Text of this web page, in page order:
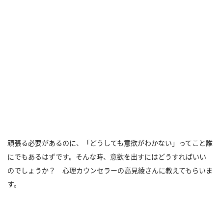
頑張る必要があるのに、「どうしても意欲がわかない」ってこと誰
にでもあるはずです。そんな時、意欲を出すにはどうすればいい
のでしょうか？ 心理カウンセラーの高見綾さんに教えてもらいま
す。